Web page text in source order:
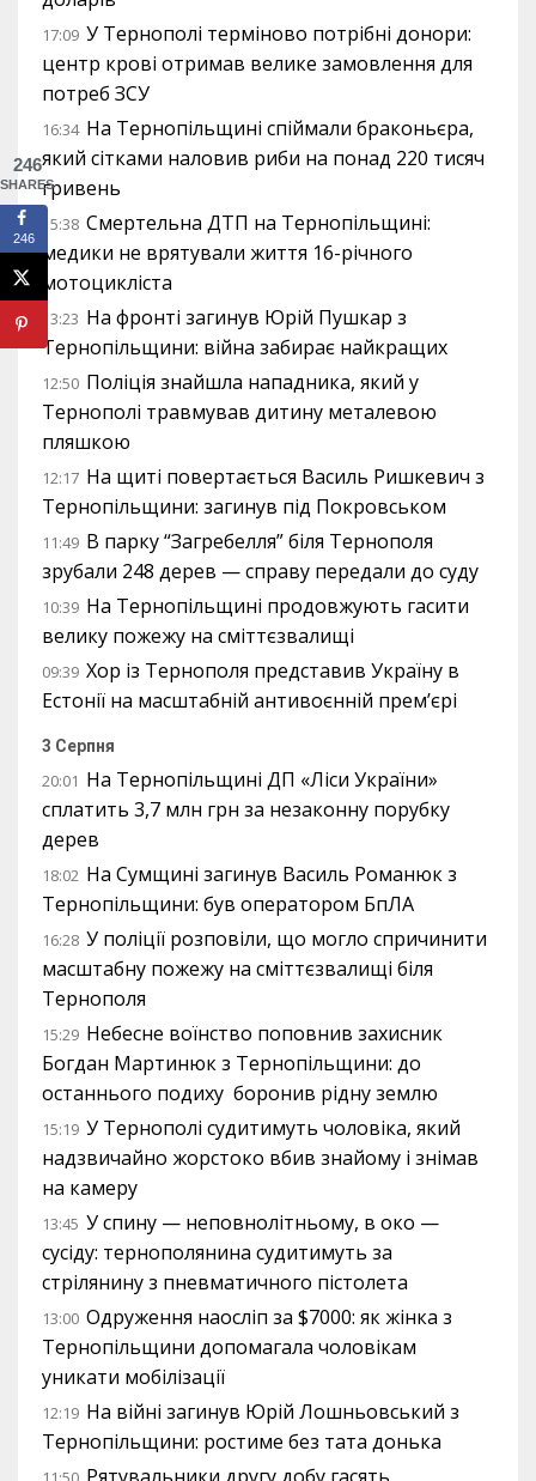
17:09 У Тернополі терміново потрібні донори:
центр крові отримав велике замовлення для
потреб ЗСУ
16:34 На Тернопільщині спіймали браконьєра,
який сітками наловив риби на понад 220 тисяч
гривень
15:38 Смертельна ДТП на Тернопільщині:
медики не врятували життя 16-річного
мотоцикліста
13:23 На фронті загинув Юрій Пушкар з
Тернопільщини: війна забирає найкращих
12:50 Поліція знайшла нападника, який у
Тернополі травмував дитину металевою
пляшкою
12:17 На щиті повертається Василь Ришкевич з
Тернопільщини: загинув під Покровськом
11:49 В парку “Загребелля” біля Тернополя
зрубали 248 дерев — справу передали до суду
10:39 На Тернопільщині продовжують гасити
велику пожежу на сміттєзвалищі
09:39 Хор із Тернополя представив Україну в
Естонії на масштабній антивоєнній прем’єрі
3 Серпня
20:01 На Тернопільщині ДП «Ліси України»
сплатить 3,7 млн грн за незаконну порубку
дерев
18:02 На Сумщині загинув Василь Романюк з
Тернопільщини: був оператором БпЛА
16:28 У поліції розповіли, що могло спричинити
масштабну пожежу на сміттєзвалищі біля
Тернополя
15:29 Небесне воїнство поповнив захисник
Богдан Мартинюк з Тернопільщини: до
останнього подиху боронив рідну землю
15:19 У Тернополі судитимуть чоловіка, який
надзвичайно жорстоко вбив знайому і знімав
на камеру
13:45 У спину — неповнолітньому, в око —
сусіду: тернополянина судитимуть за
стрілянину з пневматичного пістолета
13:00 Одруження наосліп за $7000: як жінка з
Тернопільщини допомагала чоловікам
уникати мобілізації
12:19 На війні загинув Юрій Лошньовський з
Тернопільщини: ростиме без тата донька
246
SHARES
246